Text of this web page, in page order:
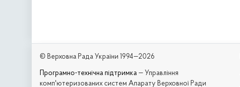
© Верховна Рада України 1994—2026
Програмно-технічна підтримка — Управління
комп'ютеризованих систем Апарату Верховної Ради